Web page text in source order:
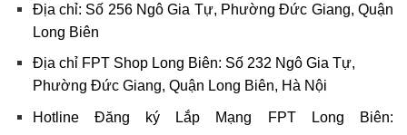
Địa chỉ: Số 256 Ngô Gia Tự, Phường Đức Giang, Quận
Long Biên
Địa chỉ FPT Shop Long Biên: Số 232 Ngô Gia Tự,
Phường Đức Giang, Quận Long Biên, Hà Nội
Hotline Đăng ký Lắp Mạng FPT Long Biên: